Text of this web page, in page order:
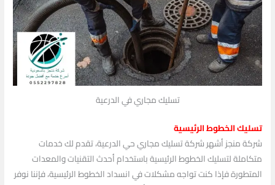
تسليك مجاري في الدرعية
تسليك الخطوط الرئيسية
شركة منجز أشهر شركة تسليك مجاري حي الدرعية، تقدم لك خدمات
متكاملة لتسليك الخطوط الرئيسية باستخدام أحدث التقنيات والمعدات
المتطورة فإذا كنت تواجه مشكلات في انسداد الخطوط الرئيسية، فإننا نوفر